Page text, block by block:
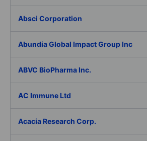
Absci Corporation
Abundia Global Impact Group Inc
ABVC BioPharma Inc.
AC Immune Ltd
Acacia Research Corp.